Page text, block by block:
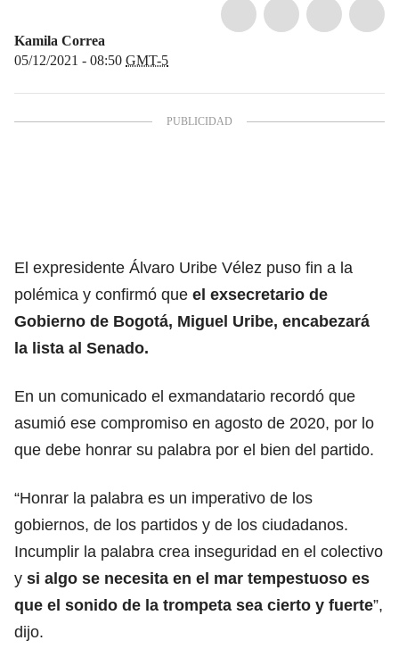
Kamila Correa
05/12/2021 - 08:50 GMT-5
El expresidente Álvaro Uribe Vélez puso fin a la
polémica y confirmó que el exsecretario de
Gobierno de Bogotá, Miguel Uribe, encabezará
la lista al Senado.
En un comunicado el exmandatario recordó que
asumió ese compromiso en agosto de 2020, por lo
que debe honrar su palabra por el bien del partido.
“Honrar la palabra es un imperativo de los
gobiernos, de los partidos y de los ciudadanos.
Incumplir la palabra crea inseguridad en el colectivo
y si algo se necesita en el mar tempestuoso es
que el sonido de la trompeta sea cierto y fuerte”,
dijo.